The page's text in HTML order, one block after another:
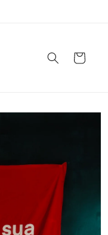
Carrinho